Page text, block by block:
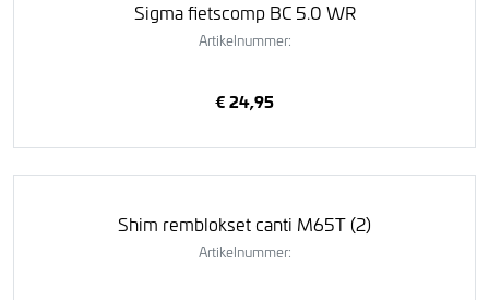
Sigma fietscomp BC 5.0 WR
Artikelnummer:
€ 24,95
Shim remblokset canti M65T (2)
Artikelnummer: